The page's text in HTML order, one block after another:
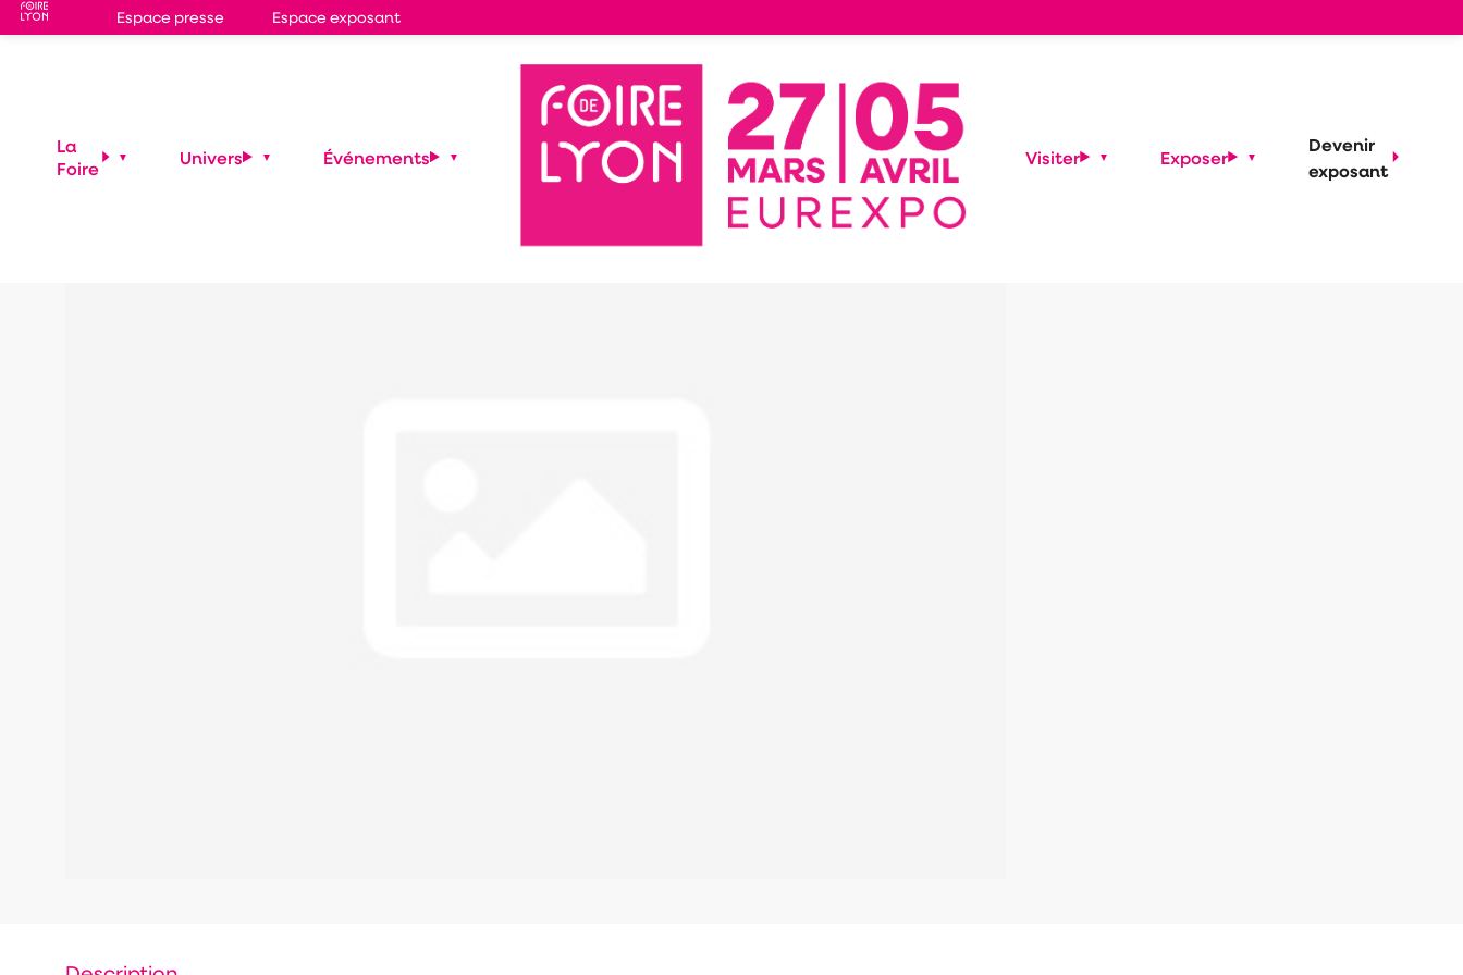
Espace presse Espace exposant
NXT Crew sur Gones Games
La
Foire
Univers Événements Visiter Exposer
Devenir
exposant